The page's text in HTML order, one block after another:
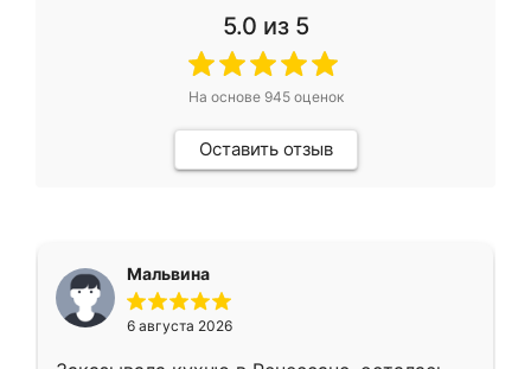
5.0 из 5
На основе 945оценок
Оставить отзыв
Мальвина
6 августа 2026